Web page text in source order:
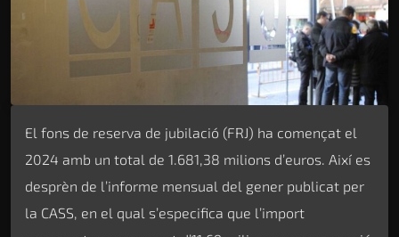
El fons de reserva de jubilació (FRJ) ha començat el
2024 amb un total de 1.681,38 milions d’euros. Així es
desprèn de l’informe mensual del gener publicat per
la CASS, en el qual s’especifica que l’import